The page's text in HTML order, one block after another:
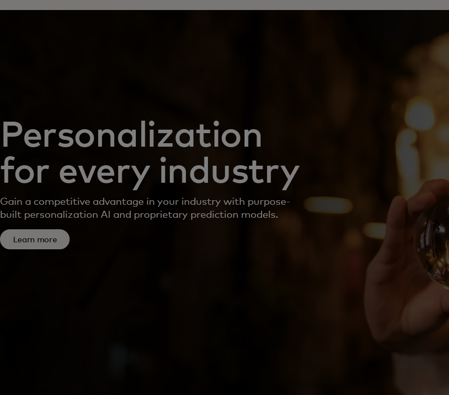
Personalization
for every industry
Gain a competitive advantage in your industry with purpose-
built personalization AI and proprietary prediction models.
Learn more